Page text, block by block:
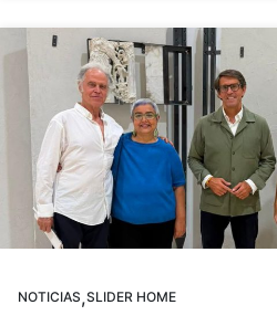
NOTICIAS,SLIDER HOME